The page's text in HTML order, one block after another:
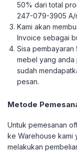
50% dari total
247-079-3905 A/
Kami akan
Invoice sebagai
Sisa
mebel yang anda
sudah
pesan.
Metode
Untuk pemesanan
ke Warehouse kami
melakukan